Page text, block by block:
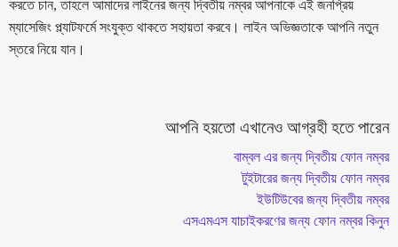
করতে চান, তাহলে আমাদের লাইনের জন্য দ্বিতীয় নম্বর আপনাকে এই জনপ্রিয়
ম্যাসেজিং প্ল্যাটফর্মে সংযুক্ত থাকতে সহায়তা করবে। লাইন অভিজ্ঞতাকে আপনি নতুন
স্তরে নিয়ে যান।
আপনি হয়তো এখানেও আগ্রহী হতে পারেন
বাম্বল এর জন্য দ্বিতীয় ফোন নম্বর
টুইটারের জন্য দ্বিতীয় ফোন নম্বর
ইউটিউবের জন্য দ্বিতীয় নম্বর
এসএমএস যাচাইকরণের জন্য ফোন নম্বর কিনুন